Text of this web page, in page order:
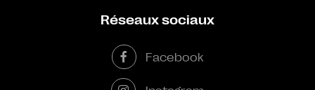
Réseaux sociaux
Facebook